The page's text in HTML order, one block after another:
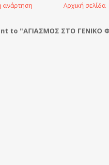
ανάρτηση Αρχική σελίδα
to "ΑΓΙΑΣΜΟΣ ΣΤΟ ΓΕΝΙΚΟ